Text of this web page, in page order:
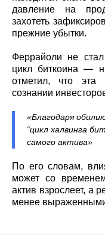
давление на
захотеть
прежние убытки.
Феррайоли не стал
цикл биткоина —
отметил, что эта
сознании
«Благодаря
“цикл халвинга
самого актива»
По его словам,
может со
актив взрослеет, а
менее